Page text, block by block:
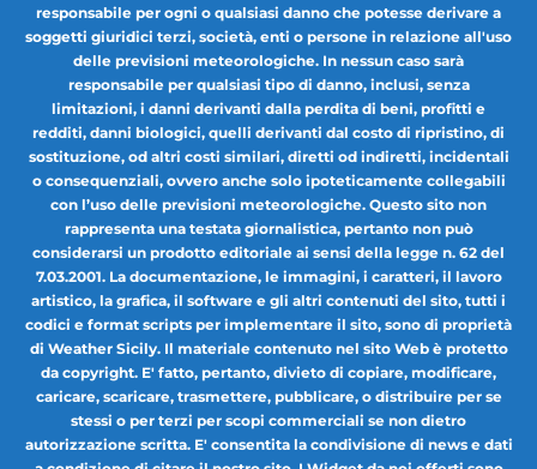
responsabile per ogni o qualsiasi danno che potesse derivare a
soggetti giuridici terzi, società, enti o persone in relazione all'uso
delle previsioni meteorologiche. In nessun caso sarà
responsabile per qualsiasi tipo di danno, inclusi, senza
limitazioni, i danni derivanti dalla perdita di beni, profitti e
redditi, danni biologici, quelli derivanti dal costo di ripristino, di
sostituzione, od altri costi similari, diretti od indiretti, incidentali
o consequenziali, ovvero anche solo ipoteticamente collegabili
con l’uso delle previsioni meteorologiche. Questo sito non
rappresenta una testata giornalistica, pertanto non può
considerarsi un prodotto editoriale ai sensi della legge n. 62 del
7.03.2001. La documentazione, le immagini, i caratteri, il lavoro
artistico, la grafica, il software e gli altri contenuti del sito, tutti i
codici e format scripts per implementare il sito, sono di proprietà
di Weather Sicily. Il materiale contenuto nel sito Web è protetto
da copyright. E' fatto, pertanto, divieto di copiare, modificare,
caricare, scaricare, trasmettere, pubblicare, o distribuire per se
stessi o per terzi per scopi commerciali se non dietro
autorizzazione scritta. E' consentita la condivisione di news e dati